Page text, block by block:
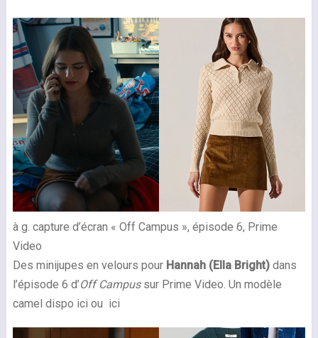
à g. capture d’écran « Off Campus », épisode 6, Prime
Video
Des minijupes en velours pour Hannah (Ella Bright)dans
l’épisode 6 d’Off Campussur Prime Video. Un modèle
camel dispo ici ou ici